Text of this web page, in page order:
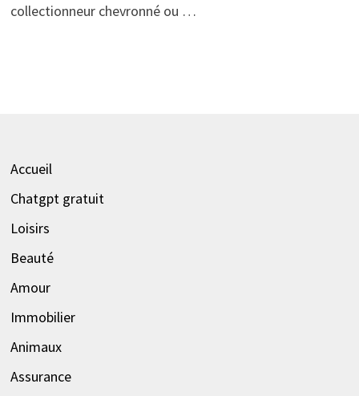
collectionneur chevronné ou …
Accueil
Chatgpt gratuit
Loisirs
Beauté
Amour
Immobilier
Animaux
Assurance